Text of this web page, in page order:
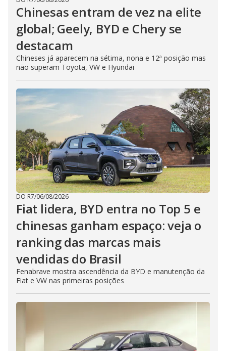
Chinesas entram de vez na elite
global; Geely, BYD e Chery se
destacam
Chineses já aparecem na sétima, nona e 12ª posição mas
não superam Toyota, VW e Hyundai
DO R7/06/08/2026
Fiat lidera, BYD entra no Top 5 e
chinesas ganham espaço: veja o
ranking das marcas mais
vendidas do Brasil
Fenabrave mostra ascendência da BYD e manutenção da
Fiat e VW nas primeiras posições